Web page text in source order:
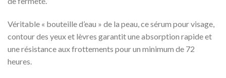
Véritable « bouteille d’eau » de la peau, ce sérum pour visage,
contour des yeux et lèvres garantit une absorption rapide et
une résistance aux frottements pour un minimum de 72
heures.